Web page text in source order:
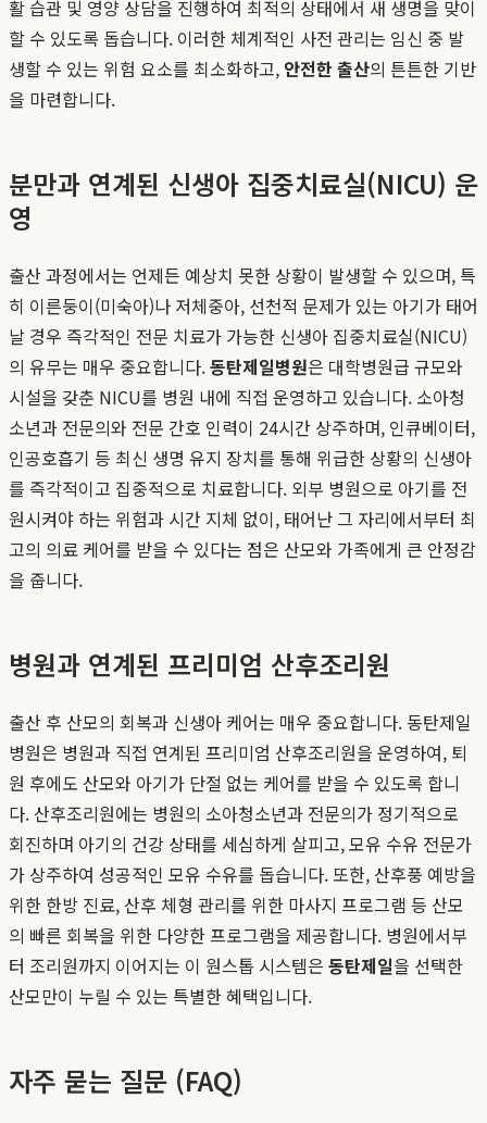
활 습관 및 영양 상담을 진행하여 최적의 상태에서 새 생명을 맞이
할 수 있도록 돕습니다. 이러한 체계적인 사전 관리는 임신 중 발
생할 수 있는 위험 요소를 최소화하고, 안전한 출산의 튼튼한 기반
을 마련합니다.
분만과 연계된 신생아 집중치료실(NICU) 운
영
출산 과정에서는 언제든 예상치 못한 상황이 발생할 수 있으며, 특
히 이른둥이(미숙아)나 저체중아, 선천적 문제가 있는 아기가 태어
날 경우 즉각적인 전문 치료가 가능한 신생아 집중치료실(NICU)
의 유무는 매우 중요합니다.동탄제일병원은 대학병원급 규모와
시설을 갖춘 NICU를 병원 내에 직접 운영하고 있습니다. 소아청
소년과 전문의와 전문 간호 인력이 24시간 상주하며, 인큐베이터,
인공호흡기 등 최신 생명 유지 장치를 통해 위급한 상황의 신생아
를 즉각적이고 집중적으로 치료합니다. 외부 병원으로 아기를 전
원시켜야 하는 위험과 시간 지체 없이, 태어난 그 자리에서부터 최
고의 의료 케어를 받을 수 있다는 점은 산모와 가족에게 큰 안정감
을 줍니다.
병원과 연계된 프리미엄 산후조리원
출산 후 산모의 회복과 신생아 케어는 매우 중요합니다. 동탄제일
병원은 병원과 직접 연계된 프리미엄 산후조리원을 운영하여, 퇴
원 후에도 산모와 아기가 단절 없는 케어를 받을 수 있도록 합니
다. 산후조리원에는 병원의 소아청소년과 전문의가 정기적으로
회진하며 아기의 건강 상태를 세심하게 살피고, 모유 수유 전문가
가 상주하여 성공적인 모유 수유를 돕습니다. 또한, 산후풍 예방을
위한 한방 진료, 산후 체형 관리를 위한 마사지 프로그램 등 산모
의 빠른 회복을 위한 다양한 프로그램을 제공합니다. 병원에서부
터 조리원까지 이어지는 이 원스톱 시스템은 동탄제일을 선택한
산모만이 누릴 수 있는 특별한 혜택입니다.
자주 묻는 질문 (FAQ)